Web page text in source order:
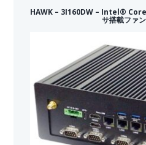
HAWK – 3I160DW – Intel®
サ搭載ファ